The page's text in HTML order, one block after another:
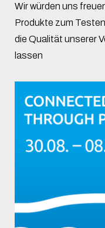
Wir würden uns
Produkte zum
die Qualität unserer
lassen